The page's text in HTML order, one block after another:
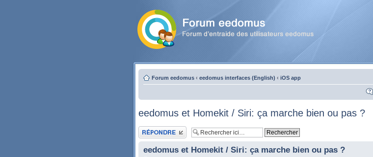
Forum eedomus ‹ eedomus interfaces (English) ‹ iOS app
eedomus et Homekit / Siri: ça marche bien ou pas ?
Publier une réponse
eedomus et Homekit / Siri: ça marche bien ou pas ?